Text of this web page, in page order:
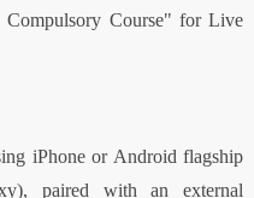
Course" for Live
iPhone or Android flagship
paired with an external